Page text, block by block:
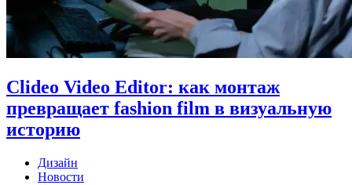
Clideo Video Editor: как монтаж
превращает fashion film в визуальную
историю
Дизайн
Новости